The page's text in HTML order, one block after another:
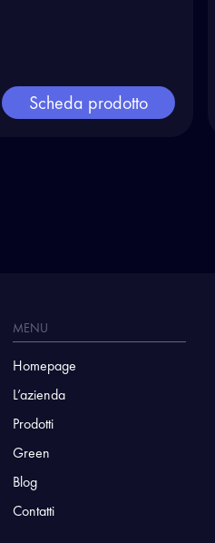
Scheda prodotto
MENU
Homepage
L’azienda
Prodotti
Green
Blog
Contatti